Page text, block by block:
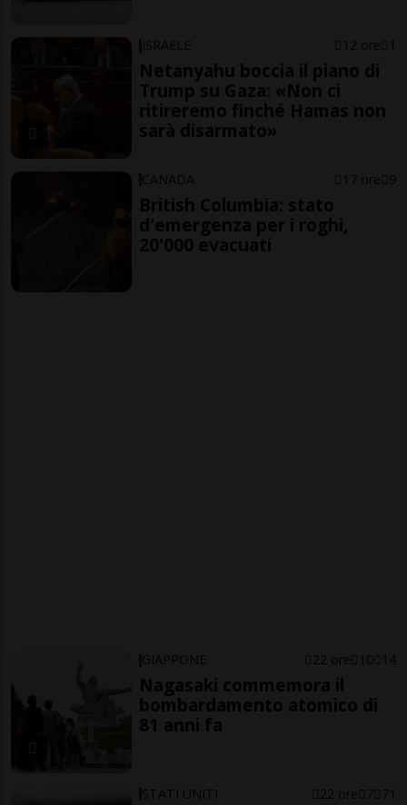
ISRAELE 12 ore 1
Netanyahu boccia il piano di
Trump su Gaza: «Non ci
ritireremo finché Hamas non
sarà disarmato»
CANADA 17 ore 9
British Columbia: stato
d'emergenza per i roghi,
20'000 evacuati
GIAPPONE 22 ore 10 14
Nagasaki commemora il
bombardamento atomico di
81 anni fa
STATI UNITI 22 ore 7 71